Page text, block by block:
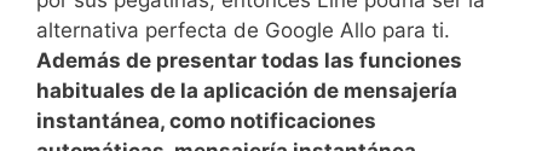
alternativa perfecta de Google Allo para ti.
Además de presentar todas las funciones
habituales de la aplicación de mensajería
instantánea, como notificaciones